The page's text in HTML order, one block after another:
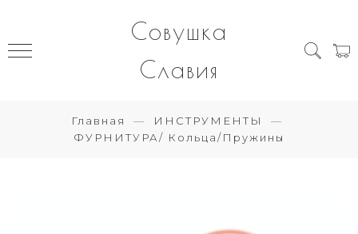
Совушка
Славия
Главная
ИНСТРУМЕНТЫ
ФУРНИТУРА/ Кольца/Пружины